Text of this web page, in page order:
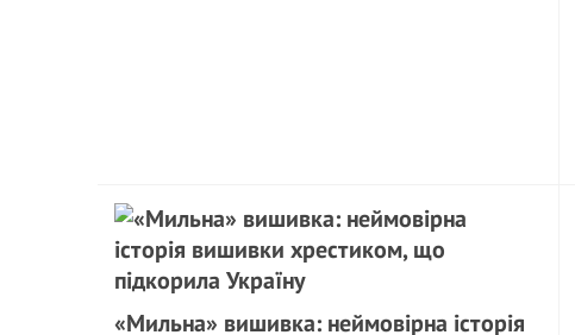
«Мильна» вишивка: неймовірна історія